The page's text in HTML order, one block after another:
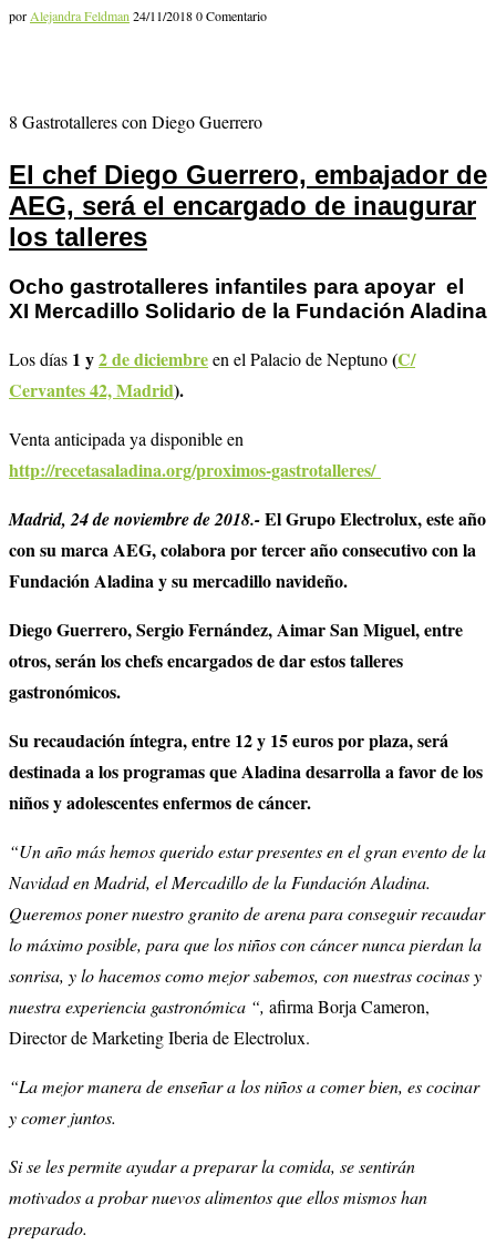
por Alejandra Feldman 24/11/20180 Comentario
8 Gastrotalleres con Diego Guerrero
El chef Diego Guerrero, embajador de
AEG, será el encargado de inaugurar
los talleres
Ocho gastrotalleres infantiles para apoyar el
XI Mercadillo Solidario de la Fundación Aladina
Los días 1 y2 de diciembreen el Palacio de Neptuno(C/
Cervantes 42, Madrid).
Venta anticipada ya disponible en
http://recetasaladina.org/proximos-gastrotalleres/
Madrid, 24 de noviembre de 2018.-El Grupo Electrolux, este año
con su marca AEG, colabora por tercer año consecutivo con la
Fundación Aladina y su mercadillo navideño.
Diego Guerrero, Sergio Fernández, Aimar San Miguel, entre
otros, serán los chefs encargados de dar estos talleres
gastronómicos.
Su recaudación íntegra, entre 12 y 15 euros por plaza, será
destinada a los programas que Aladina desarrolla a favor de los
niños y adolescentes enfermos de cáncer.
“Un año más hemos querido estar presentes en el gran evento de la
Navidad en Madrid, el Mercadillo de la Fundación Aladina.
Queremos poner nuestro granito de arena para conseguir recaudar
lo máximo posible, para que los niños con cáncer nunca pierdan la
sonrisa, y lo hacemos como mejor sabemos, con nuestras cocinas y
nuestra experiencia gastronómica “, afirma Borja Cameron,
Director de Marketing Iberia de Electrolux.
“La mejor manera de enseñar a los niños a comer bien, es cocinar
y comer juntos.
Si se les permite ayudar a preparar la comida, se sentirán
motivados a probar nuevos alimentos que ellos mismos han
preparado.